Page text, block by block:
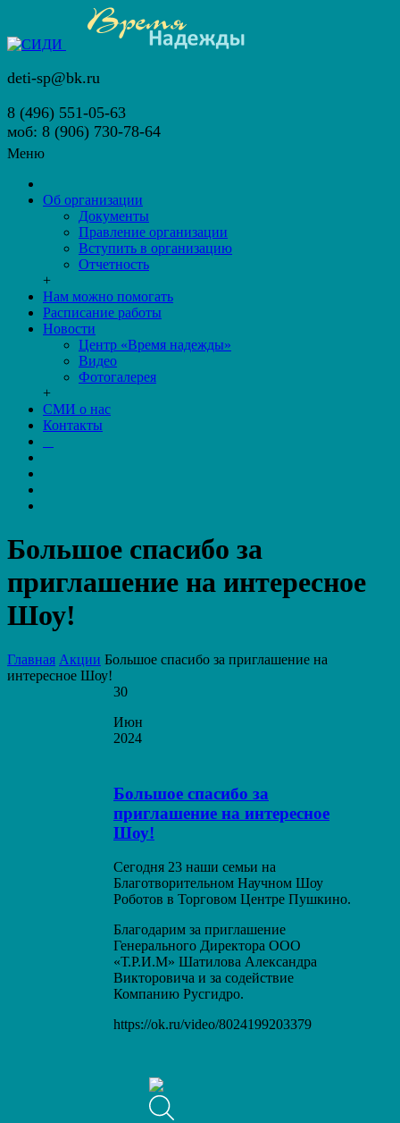
deti-sp@bk.ru
8 (496) 551-05-63
моб: 8 (906) 730-78-64
Меню
Об организации
Документы
Правление организации
Вступить в организацию
Отчетность
+
Нам можно помогать
Расписание работы
Новости
Центр «Время надежды»
Видео
Фотогалерея
+
СМИ о нас
Контакты
Большое спасибо за
приглашение на интересное
Шоу!
Главная Акции Большое спасибо за приглашение на
интересное Шоу!
30
Июн
2024
Большое спасибо за
приглашение на интересное
Шоу!
Сегодня 23 наши семьи на
Благотворительном Научном Шоу
Роботов в Торговом Центре Пушкино.
Благодарим за приглашение
Генерального Директора ООО
«Т.Р.И.М» Шатилова Александра
Викторовича и за содействие
Компанию Русгидро.
https://ok.ru/video/8024199203379